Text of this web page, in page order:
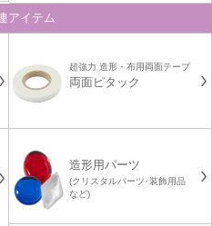
アイテム
超強力 造形・布用両面テープ
両面ピタック
造形用パーツ
(クリスタルパーツ･装飾用品
など)